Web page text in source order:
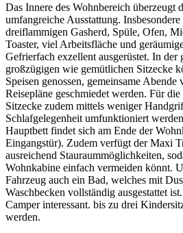
Das Innere des Wohnbereich überzeugt
umfangreiche Ausstattung.
dreiflammigen Gasherd, Spüle, Ofen,
Toaster, viel Arbeitsfläche und
Gefrierfach exzellent ausgerüstet. In der
großzügigen wie gemütlichen Sitzecke
Speisen genossen, gemeinsame
Reisepläne geschmiedet werden. Für
Sitzecke zudem mittels weniger
Schlafgelegenheit umfunktioniert
Hauptbett findet sich am Ende der
Eingangstür). Zudem verfügt der Maxi
ausreichend Stauraummöglichkeiten,
Wohnkabine einfach vermeiden könnt.
Fahrzeug auch ein Bad, welches mit
Waschbecken vollständig ausgestattet
Camper interessant. bis zu drei
werden.